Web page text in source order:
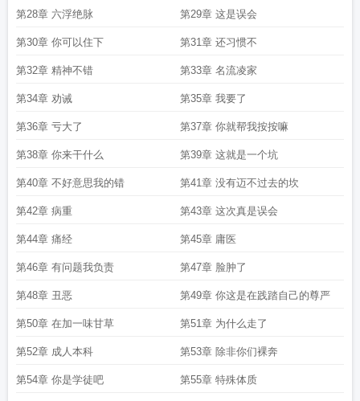
第28章 六浮绝脉 第29章 这是误会
第30章 你可以住下 第31章 还习惯不
第32章 精神不错 第33章 名流凌家
第34章 劝诫 第35章 我要了
第36章 亏大了 第37章 你就帮我按按嘛
第38章 你来干什么 第39章 这就是一个坑
第40章 不好意思我的错 第41章 没有迈不过去的坎
第42章 病重 第43章 这次真是误会
第44章 痛经 第45章 庸医
第46章 有问题我负责 第47章 脸肿了
第48章 丑恶 第49章 你这是在践踏自己的尊严
第50章 在加一味甘草 第51章 为什么走了
第52章 成人本科 第53章 除非你们裸奔
第54章 你是学徒吧 第55章 特殊体质